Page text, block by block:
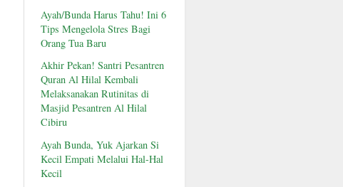
Ayah/Bunda Harus Tahu! Ini 6
Tips Mengelola Stres Bagi
Orang Tua Baru
Akhir Pekan! Santri Pesantren
Quran Al Hilal Kembali
Melaksanakan Rutinitas di
Masjid Pesantren Al Hilal
Cibiru
Ayah Bunda, Yuk Ajarkan Si
Kecil Empati Melalui Hal-Hal
Kecil